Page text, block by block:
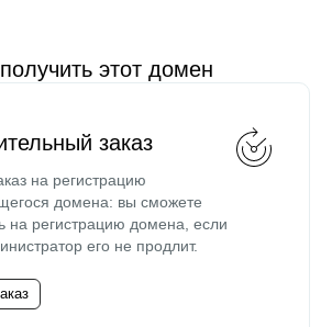
этот домен
заказ
на регистрацию
домена: вы сможете
на регистрацию домена, если
его не продлит.